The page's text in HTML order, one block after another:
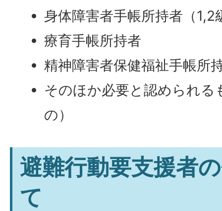
身体障害者手帳所持者（1,2
療育手帳所持者
精神障害者保健福祉手帳所
そのほか必要と認められる
の）
避難行動要支援者
て